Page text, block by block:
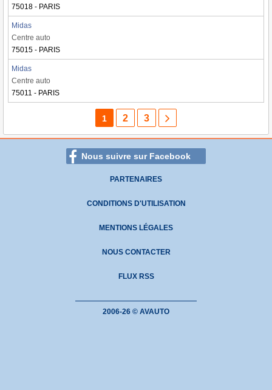
75018 - PARIS
Midas
Centre auto
75015 - PARIS
Midas
Centre auto
75011 - PARIS
1 2 3
Nous suivre sur Facebook
PARTENAIRES
CONDITIONS D'UTILISATION
MENTIONS LÉGALES
NOUS CONTACTER
FLUX RSS
2006-26 © AVAUTO